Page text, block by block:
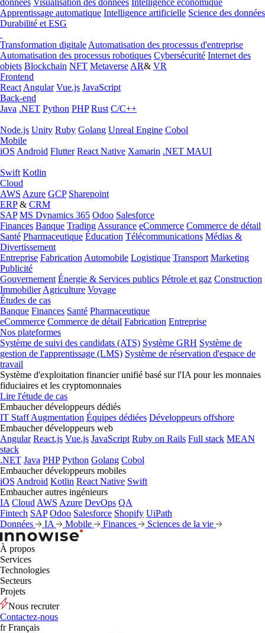
données Visualisation des données Intelligence économique
Apprentissage automatique Intelligence artificielle Science des données
Durabilité et ESG
Transformation digitale Automatisation des processus d'entreprise
Automatisation des processus robotiques Cybersécurité Internet des
objets Blockchain NFT Metaverse AR& VR
Frontend
React Angular Vue.js JavaScript
Back-end
Java .NET Python PHP Rust C/C++
Node.js Unity Ruby Golang Unreal Engine Cobol
Mobile
iOS Android Flutter React Native Xamarin .NET MAUI
Swift Kotlin
Cloud
AWS Azure GCP Sharepoint
ERP& CRM
SAP MS Dynamics 365 Odoo Salesforce
Finances Banque Trading Assurance eCommerce Commerce de détail
Santé Pharmaceutique Éducation Télécommunications Médias &
Divertissement
Entreprise Fabrication Automobile Logistique Transport Marketing
Publicité
Gouvernement Énergie & Services publics Pétrole et gaz Construction
Immobilier Agriculture Voyage
Études de cas
Banque Finances Santé Pharmaceutique
eCommerce Commerce de détail Fabrication Entreprise
Nos plateformes
Système de suivi des candidats (ATS) Système GRH Système de
gestion de l'apprentissage (LMS) Système de réservation d'espace de
travail
Système d'exploitation financier unifié basé sur l'IA pour les monnaies
fiduciaires et les cryptomonnaies
Lire l'étude de cas
Embaucher développeurs dédiés
IT Staff Augmentation Équipes dédiées Développeurs offshore
Embaucher développeurs web
Angular React.js Vue.js JavaScript Ruby on Rails Full stack MEAN
stack
.NET Java PHP Python Golang Cobol
Embaucher développeurs mobiles
iOS Android Kotlin React Native Swift
Embaucher autres ingénieurs
IA Cloud AWS Azure DevOps QA
Fintech SAP Odoo Salesforce Shopify UiPath
Données
IA Mobile Finances Sciences de la vie
À propos
Services
Technologies
Secteurs
Projets
Nous recruter
Contactez-nous
fr Français